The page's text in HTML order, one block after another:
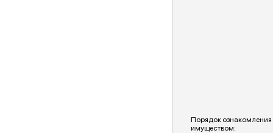
Порядок ознакомления
имуществом: